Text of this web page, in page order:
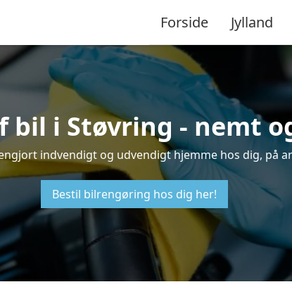
Forside Jylland
bil i Støvring - nemt
indvendigt og udvendigt hjemme hos dig, på
Bestil bilrengøring hos dig her!